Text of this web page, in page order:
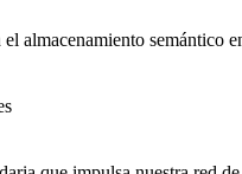
almacenamiento semántico